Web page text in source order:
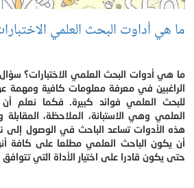
ما هي أداوت البحث العلمي
ما هي أدوات البحث العلمي الاختبارات؟ سؤال
الراغبين في معرفة معلومات كافية ومهمة
للبحث العلمي فوائد كبيرة. فكما نعلم
العلمي وهي الاستبانة، الملاحظة، المقابلة
هذه الأدوات تساعد الباحث في الوصول إلى
أن يكون الباحث العلمي مطلعا على كافة
حتى يكون قادرا على اختيار الأداة التي